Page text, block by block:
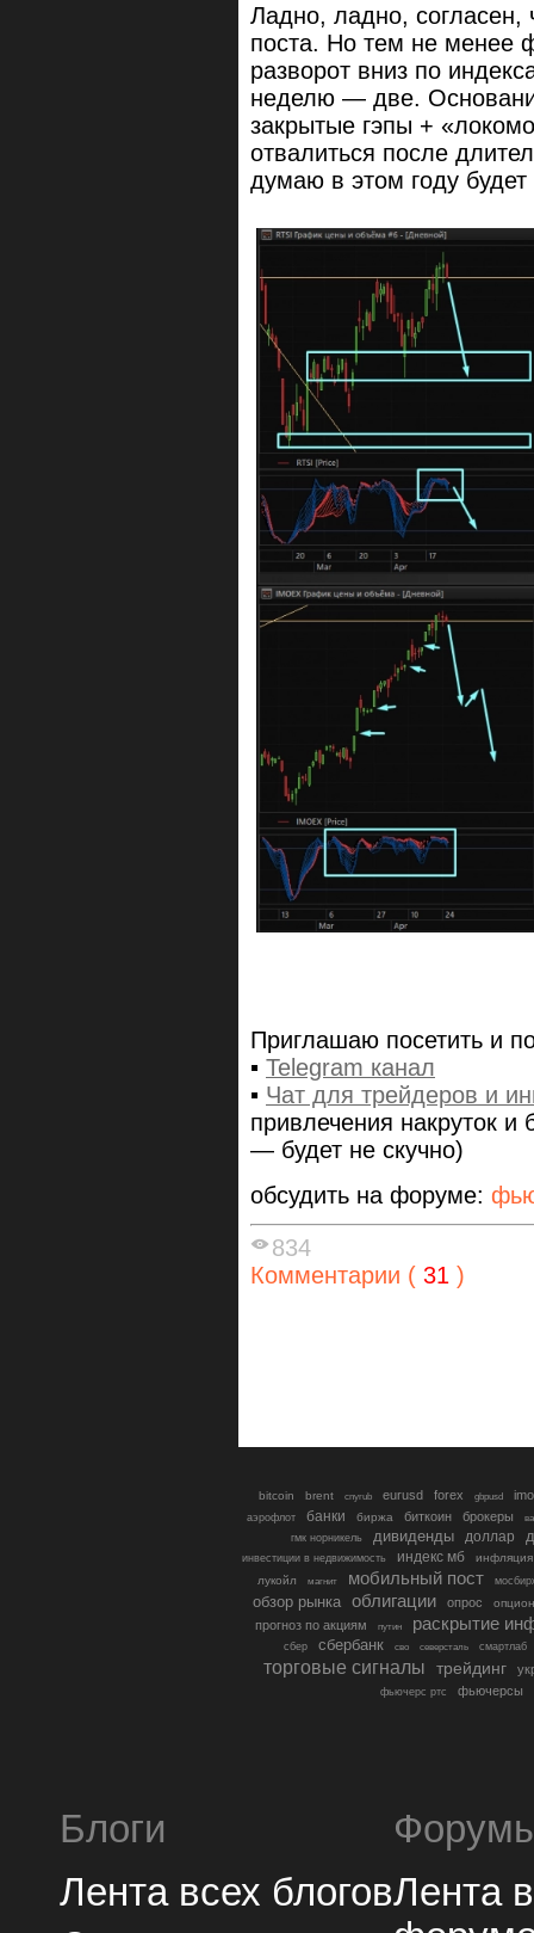
Ладно, ладно, согласен,
поста. Но тем не менее
разворот вниз по
неделю — две.
закрытые гэпы +
отвалиться после
думаю в этом году будет
Приглашаю посетить и
▪️ Telegram канал
▪️ Чат для трейдеров и
привлечения накруток
— будет не скучно)
обсудить на форуме:
834
Комментарии ( 31 )
bitcoin brent cnyrub eurusd forex gbpusd
аэрофлот банки биржа биткоин брокеры
гмк норникель
дивиденды доллар
инвестиции в недвижимость индекс мб
инфляция
лукойл
магнит мобильный пост
обзор рынка облигации опрос
прогноз по акциям путин раскрытие
сбер сбербанк сво северсталь смартлаб
торговые сигналы трейдинг
фьючерс ртс фьючерсы
Блоги
Лента всех блоговЛента